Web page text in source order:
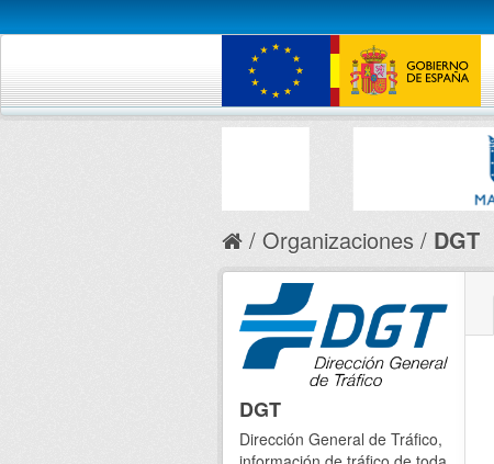
Organizaciones DGT
DGT
Dirección General de Tráfico,